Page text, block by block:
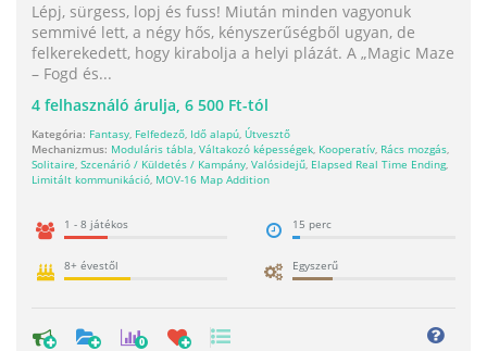
Lépj, sürgess, lopj és fuss! Miután minden vagyonuk
semmivé lett, a négy hős, kényszerűségből ugyan, de
felkerekedett, hogy kirabolja a helyi plázát. A „Magic Maze
– Fogd és...
4 felhasználó árulja, 6 500 Ft-tól
Kategória: Fantasy, Felfedező, Idő alapú, Útvesztő
Mechanizmus: Moduláris tábla, Váltakozó képességek, Kooperatív, Rács mozgás,
Solitaire, Szcenárió / Küldetés / Kampány, Valósidejű, Elapsed Real Time Ending,
Limitált kommunikáció, MOV-16 Map Addition
1 - 8 játékos 15 perc
8+ évestől Egyszerű
0